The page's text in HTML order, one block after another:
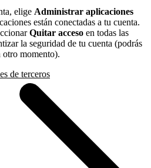
elige Administrar aplicaciones
están conectadas a tu cuenta.
Quitar acceso en todas las
la seguridad de tu cuenta (podrás
otro momento).
de terceros